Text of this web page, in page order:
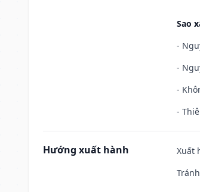
Sao
-
-
-
-
Hướng xuất hành
Xuất